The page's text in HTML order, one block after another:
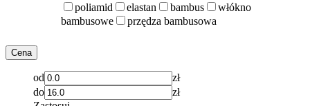
poliamid elastan bambus
włókno
bambusowe
przędza bambusowa
Cena
od
zł
do
zł